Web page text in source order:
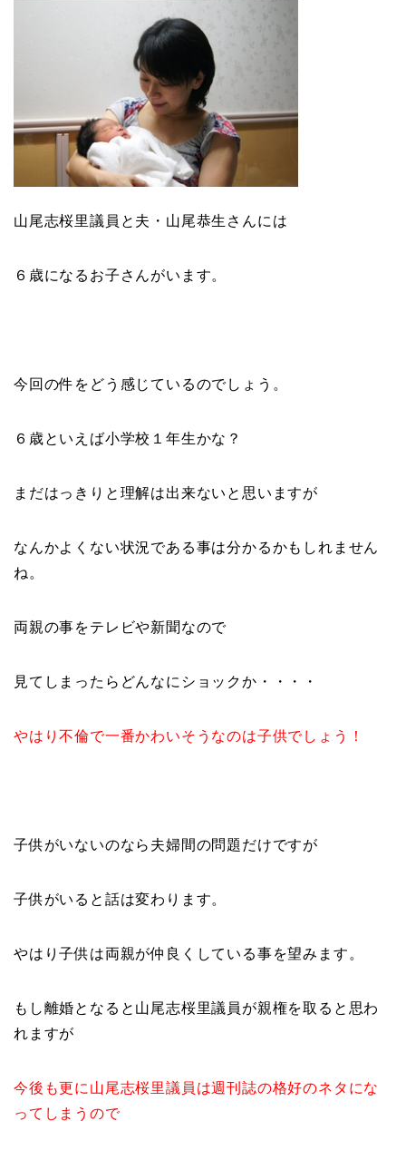
山尾志桜里議員と夫・山尾恭生さんには
６歳になるお子さんがいます。
今回の件をどう感じているのでしょう。
６歳といえば小学校１年生かな？
まだはっきりと理解は出来ないと思いますが
なんかよくない状況である事は分かるかもしれません
ね。
両親の事をテレビや新聞なので
見てしまったらどんなにショックか・・・・
やはり不倫で一番かわいそうなのは子供でしょう！
子供がいないのなら夫婦間の問題だけですが
子供がいると話は変わります。
やはり子供は両親が仲良くしている事を望みます。
もし離婚となると山尾志桜里議員が親権を取ると思わ
れますが
今後も更に山尾志桜里議員は週刊誌の格好のネタにな
ってしまうので